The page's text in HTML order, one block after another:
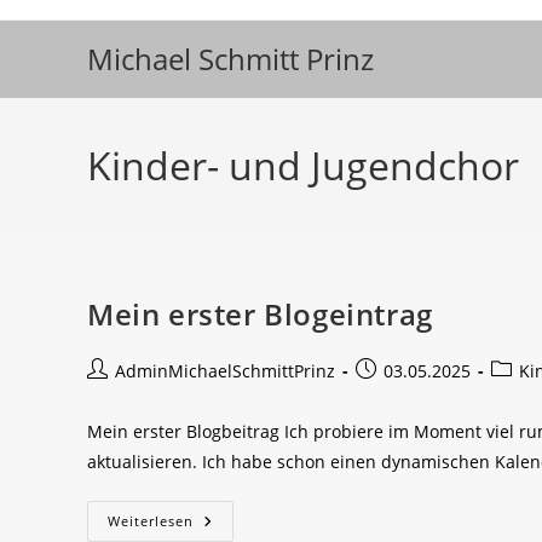
Michael Schmitt Prinz
Kinder- und Jugendchor
Mein erster Blogeintrag
Beitrags-
AdminMichaelSchmittPrinz
Beitrag03.05.2025
Mein erster Blogbeitrag Ich probiere im Moment viel
aktualisieren. Ich habe schon einen dynamischen
Weiterlesen Mein